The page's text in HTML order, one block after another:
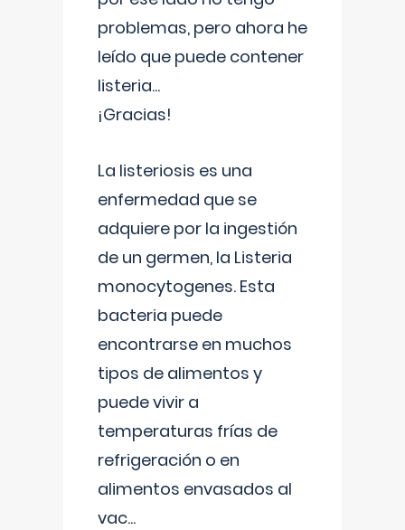
problemas, pero ahora he
leído que puede contener
listeria...
¡Gracias!
La listeriosis es una
enfermedad que se
adquiere por la ingestión
de un germen, la Listeria
monocytogenes. Esta
bacteria puede
encontrarse en muchos
tipos de alimentos y
puede vivir a
temperaturas frías de
refrigeración o en
alimentos envasados al
vac...